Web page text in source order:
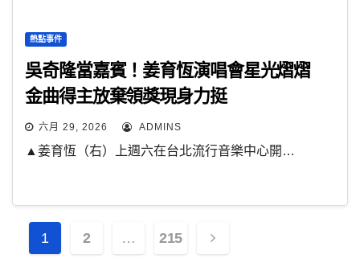
熱點事件
吳奇隆當嘉賓！姜育恆演唱會星光熠熠
金曲得主放棄領獎現身力挺
六月 29, 2026 ADMINS
▲姜育恆（右）上週六在台北流行音樂中心開…
文
1 2 … 215